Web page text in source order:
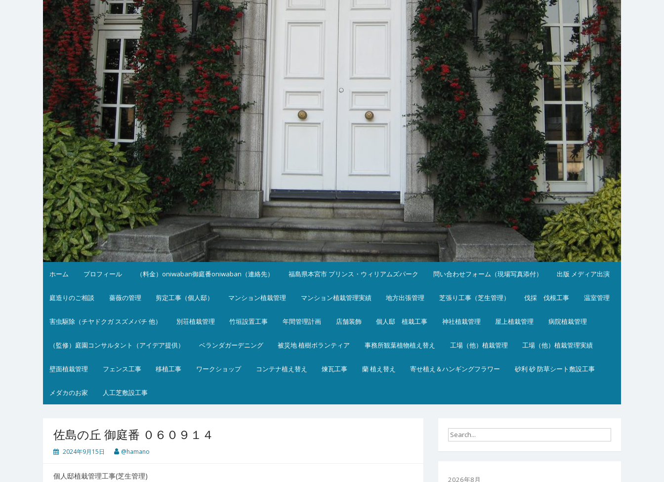
ホーム プロフィール （料金）oniwaban御庭番oniwaban（連絡先） 福島県本宮市 プリンス・ウィリアムズパーク 問い合わせフォーム（現場写真添付） 出版 メディア出演
庭造りのご相談 薔薇の管理 剪定工事（個人邸） マンション植栽管理 マンション植栽管理実績 地方出張管理 芝張り工事（芝生管理） 伐採 伐根工事 温室管理
害虫駆除（チヤドクガ スズメバチ 他） 別荘植栽管理 竹垣設置工事 年間管理計画 店舗装飾 個人邸 植栽工事 神社植栽管理 屋上植栽管理 病院植栽管理
（監修）庭園コンサルタント（アイデア提供） ベランダガーデニング 被災地 植樹ボランティア 事務所観葉植物植え替え 工場（他）植栽管理 工場（他）植栽管理実績
壁面植栽管理 フェンス工事 移植工事 ワークショップ コンテナ植え替え 煉瓦工事 蘭 植え替え 寄せ植え＆ハンギングフラワー 砂利 砂 防草シート敷設工事
メダカのお家 人工芝敷設工事
佐島の丘 御庭番 ０６０９１４
2024年9月15日 @hamano
個人邸植栽管理工事(芝生管理)
2026年8月